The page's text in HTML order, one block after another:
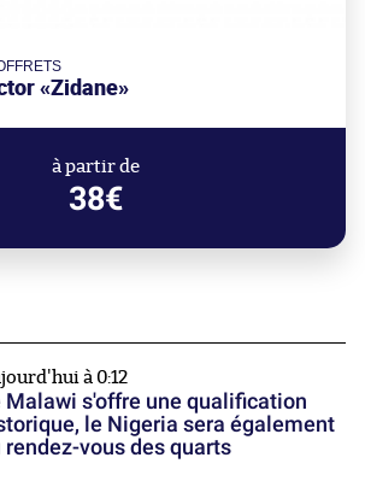
«Zidane»
à partir de
38€
à 0:12
Malawi s'offre une qualification
le Nigeria sera également
rendez-vous des quarts